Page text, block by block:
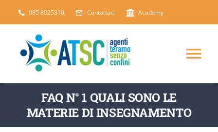
085 8025310 Contattaci Academy
CHI SIAMOFAQ N° 1 QUALI SONO LE
MATERIE DI INSEGNAMENTO